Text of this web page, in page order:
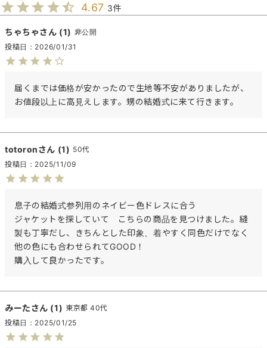
4.67 3
ちゃちゃ 1
非公開
投稿日
2026/01/31
届くまでは価格が安かったので生地等不安がありましたが、
お値段以上に高見えします。甥の結婚式に来て行きます。
totoron 1
50代
投稿日
2025/11/09
息子の結婚式参列用のネイビー色ドレスに合う
ジャケットを探していて　こちらの商品を見つけました。縫
製も丁寧だし、きちんとした印象、着やすく同色だけでなく
他の色にも合わせられてGOOD！
購入して良かったです。
みーた 1 東京都 40代
投稿日
2025/01/25